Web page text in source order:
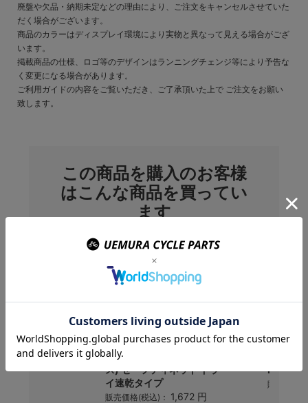
廃盤や欠品・納期未定などの理由により、ご注文をキャンセルさせていた
だく場合がございます。
商品のカラーはディスプレイ環境により実物と異なって見える場合がござ
います。
掲載商品の仕様、ロゴ等のデザインはランニングチェンジ等により予告な
く変更になる場合があります。
ご利用ガイドの内容をご覧いただき、ご了承頂いた上で ご注文をお願い
致します。
この商品を購入のお客様
はこんな商品を買ってい
ます
トリア) ス
RIDEOASIS(ライドオアシ
ス) セーフティネット ドラ
イ速乾タイプ
販売価格(税込)： 1,672 円
NANO
販売価格(